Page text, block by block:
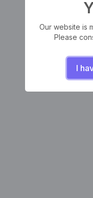
Our website is
Please
I